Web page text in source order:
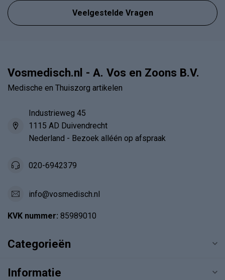
Veelgestelde Vragen
Vosmedisch.nl - A. Vos en Zoons B.V.
Medische en Thuiszorg artikelen
Industrieweg 45
1115 AD Duivendrecht
Nederland - Bezoek alléén op afspraak
020-6942379
info@vosmedisch.nl
KVK nummer: 85989010
Categorieën
Informatie